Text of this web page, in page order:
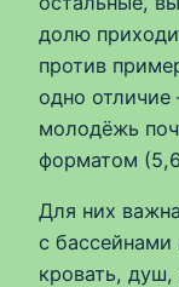
долю
против
одно
молодёжь
форматом
Для них
с
кровать,